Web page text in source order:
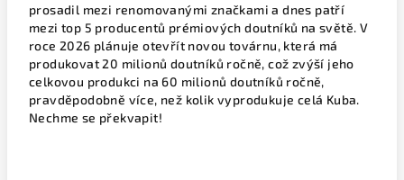
prosadil mezi renomovanými značkami a dnes patří
mezi top 5 producentů prémiových doutníků na světě. V
roce 2026 plánuje otevřít novou továrnu, která má
produkovat 20 milionů doutníků ročně, což zvýší jeho
celkovou produkci na 60 milionů doutníků ročně,
pravděpodobně více, než kolik vyprodukuje celá Kuba.
Nechme se překvapit!